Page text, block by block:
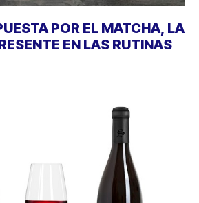
POR EL MATCHA, LA
EN LAS RUTINAS